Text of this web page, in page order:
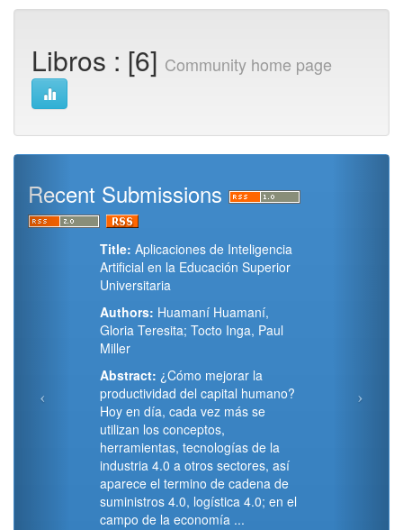
Libros : [6] Community home page
Recent Submissions
Title: Aplicaciones de Inteligencia
Artificial en la Educación Superior
Universitaria
Authors: Huamaní Huamaní,
Gloria Teresita; Tocto Inga, Paul
Miller
Abstract: ¿Cómo mejorar la
productividad del capital humano?
Hoy en día, cada vez más se
utilizan los conceptos,
herramientas, tecnologías de la
industria 4.0 a otros sectores, así
aparece el termino de cadena de
suministros 4.0, logística 4.0; en el
campo de la economía ...